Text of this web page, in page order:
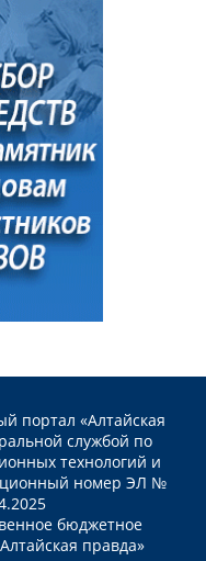
портал «Алтайская
службой по
технологий и
номер ЭЛ №
бюджетное
правда»